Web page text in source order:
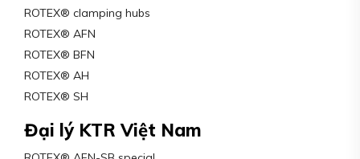
ROTEX® clamping hubs
ROTEX® AFN
ROTEX® BFN
ROTEX® AH
ROTEX® SH
Đại lý KTR Việt Nam